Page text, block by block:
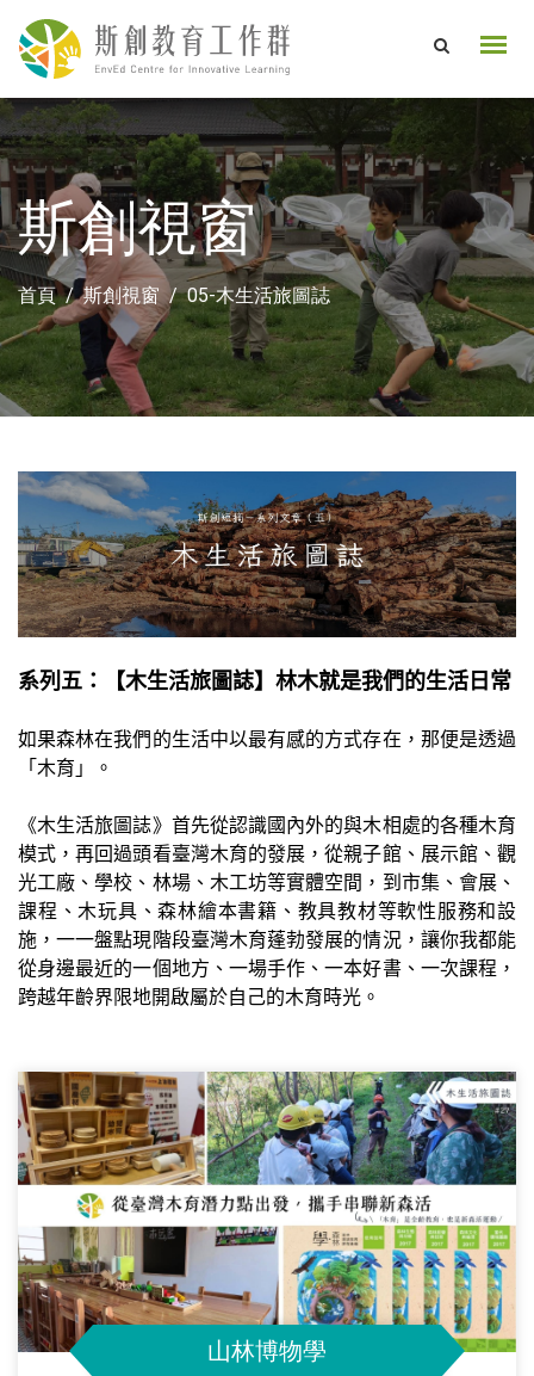
斯創視窗
首頁 斯創視窗 05-木生活旅圖誌
系列五：【木生活旅圖誌】林木就是我們的生活日常
如果森林在我們的生活中以最有感的方式存在，那便是透過
「木育」。
《木生活旅圖誌》首先從認識國內外的與木相處的各種木育
模式，再回過頭看臺灣木育的發展，從親子館、展示館、觀
光工廠、學校、林場、木工坊等實體空間，到市集、會展、
課程、木玩具、森林繪本書籍、教具教材等軟性服務和設
施，一一盤點現階段臺灣木育蓬勃發展的情況，讓你我都能
從身邊最近的一個地方、一場手作、一本好書、一次課程，
跨越年齡界限地開啟屬於自己的木育時光。
山林博物學